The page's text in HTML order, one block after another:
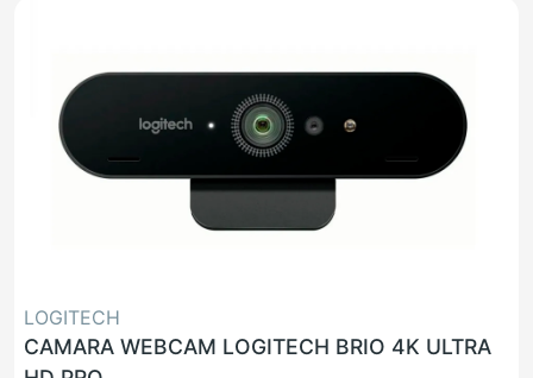
LOGITECH
CAMARA WEBCAM LOGITECH BRIO 4K ULTRA